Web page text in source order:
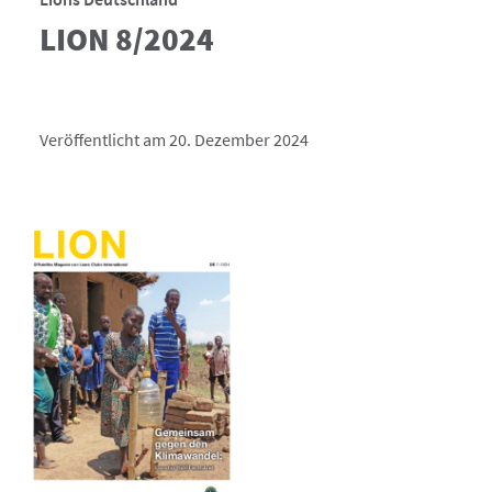
LION 8/2024
Veröffentlicht am 20. Dezember 2024